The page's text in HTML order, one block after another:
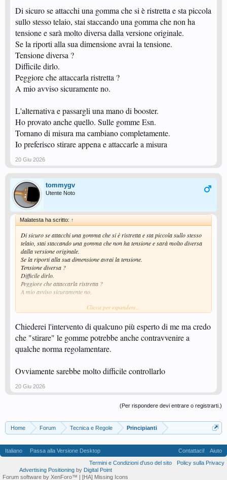
Di sicuro se attacchi una gomma che si è ristretta e sta piccola
sullo stesso telaio, stai staccando una gomma che non ha
tensione e sarà molto diversa dalla versione originale.
Se la riporti alla sua dimensione avrai la tensione.
Tensione diversa ?
Difficile dirlo.
Peggiore che attaccarla ristretta ?
A mio avviso sicuramente no.
L'alternativa e passargli una mano di booster.
Ho provato anche quello. Sulle gomme Esn.
Tornano di misura ma cambiano completamente.
Io preferisco stirare appena e attaccarle a misura
20 Giu 2026
tommygv
Utente Noto
Malatesta ha scritto: ↑
Di sicuro se attacchi una gomma che si è ristretta e sta piccola sullo stesso
telaio, stai staccando una gomma che non ha tensione e sarà molto diversa
dalla versione originale.
Se la riporti alla sua dimensione avrai la tensione.
Tensione diversa ?
Difficile dirlo.
Peggiore che attaccarla ristretta ?
A mio avviso sicuramente no.
L'alternativa e passargli una mano di booster.
Tornano di misura ma cambiano completamente.
Io preferisco stirare appena e attaccarle a misura
Clicca per espandere...
Chiederei l'intervento di qualcuno più esperto di me ma credo
che "stirare" le gomme potrebbe anche contravvenire a
qualche norma regolamentare.
Ovviamente sarebbe molto difficile controllarlo
20 Giu 2026
(Per rispondere devi entrare o registrarti.)
Home Forum Tecnica e Regole Principianti
Italiano Passa alla Versione Desktop Contattaci!
Aiuto
Termini e Condizioni d'uso del sito
Policy sulla Privacy
Advertising Positioningby Digital Point
Forum software by XenForo™ | [HA] Missing Icons